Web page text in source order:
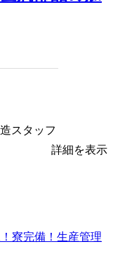
スタッフ
詳細を表示